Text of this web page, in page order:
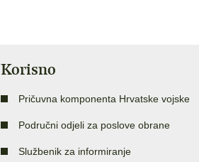
Korisno
Pričuvna komponenta Hrvatske vojske
Područni odjeli za poslove obrane
Službenik za informiranje